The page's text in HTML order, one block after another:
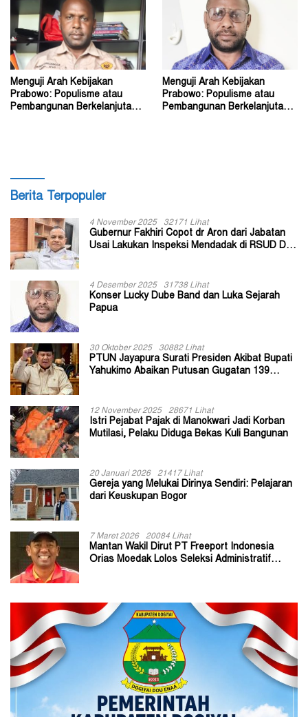
Menguji Arah Kebijakan
Prabowo: Populisme atau
Pembangunan Berkelanjutan?
Menguji Arah Kebijakan
Prabowo: Populisme atau
Pembangunan Berkelanjutan?
Berita Terpopuler
4 November 2025 32171 Lihat
Gubernur Fakhiri Copot dr Aron dari Jabatan
Usai Lakukan Inspeksi Mendadak di RSUD Dok
4 Desember 2025 31738 Lihat
Konser Lucky Dube Band dan Luka Sejarah
Papua
30 Oktober 2025 30882 Lihat
PTUN Jayapura Surati Presiden Akibat Bupati
Yahukimo Abaikan Putusan Gugatan 139
12 November 2025 28671 Lihat
Istri Pejabat Pajak di Manokwari Jadi Korban
Mutilasi, Pelaku Diduga Bekas Kuli Bangunan
20 Januari 2026 21417 Lihat
Gereja yang Melukai Dirinya Sendiri: Pelajaran
dari Keuskupan Bogor
7 Maret 2026 20084 Lihat
Mantan Wakil Dirut PT Freeport Indonesia
Orias Moedak Lolos Seleksi Administratif